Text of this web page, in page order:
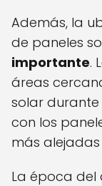
Además, la
de paneles
importante.
áreas
solar
con los
más
La época